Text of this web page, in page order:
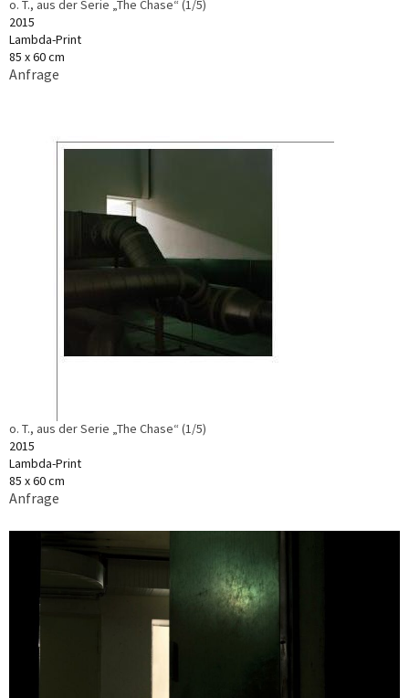
o. T., aus der Serie „The Chase“ (1/5)
2015
Lambda-Print
85 x 60 cm
Anfrage
o. T., aus der Serie „The Chase“ (1/5)
2015
Lambda-Print
85 x 60 cm
Anfrage